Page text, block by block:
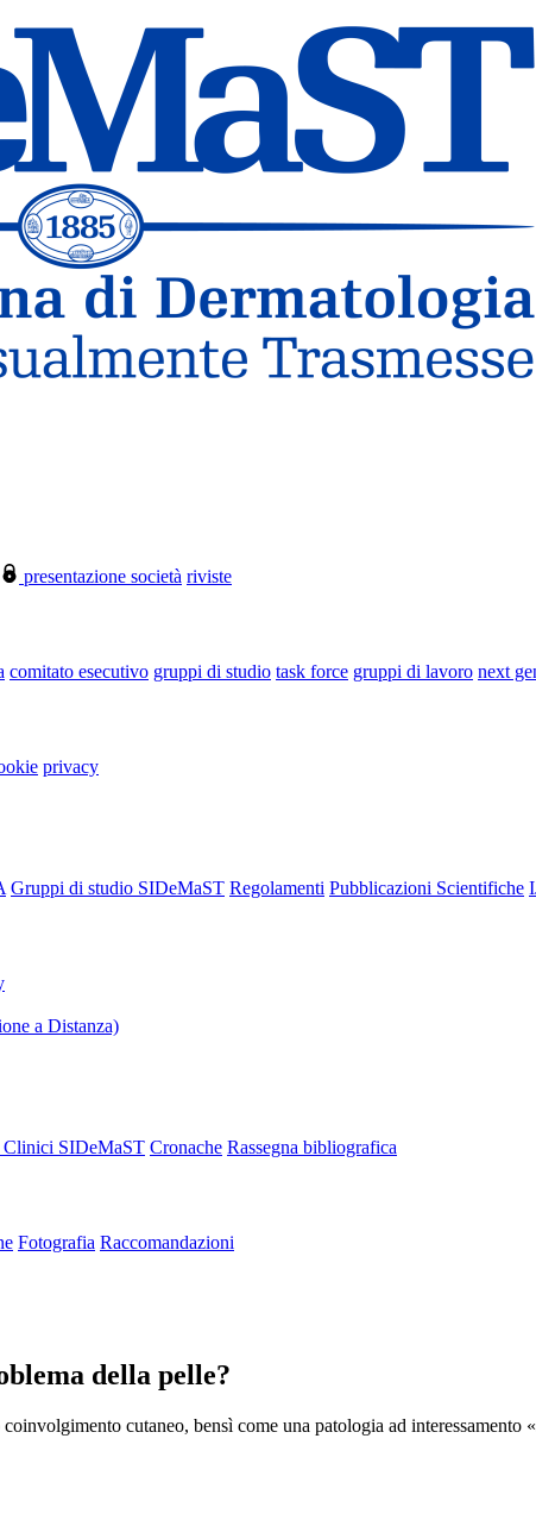
presentazione società riviste
comitato esecutivo gruppi di studio task force gruppi di lavoro next
privacy
Gruppi di studio SIDeMaST Regolamenti Pubblicazioni Scientifiche
a Distanza)
Clinici SIDeMaST Cronache Rassegna bibliografica
Fotografia Raccomandazioni
della pelle?
cutaneo, bensì come una patologia ad interessamento